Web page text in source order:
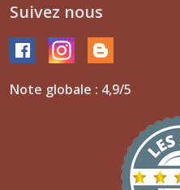
Suivez nous
Note globale : 4,9/5